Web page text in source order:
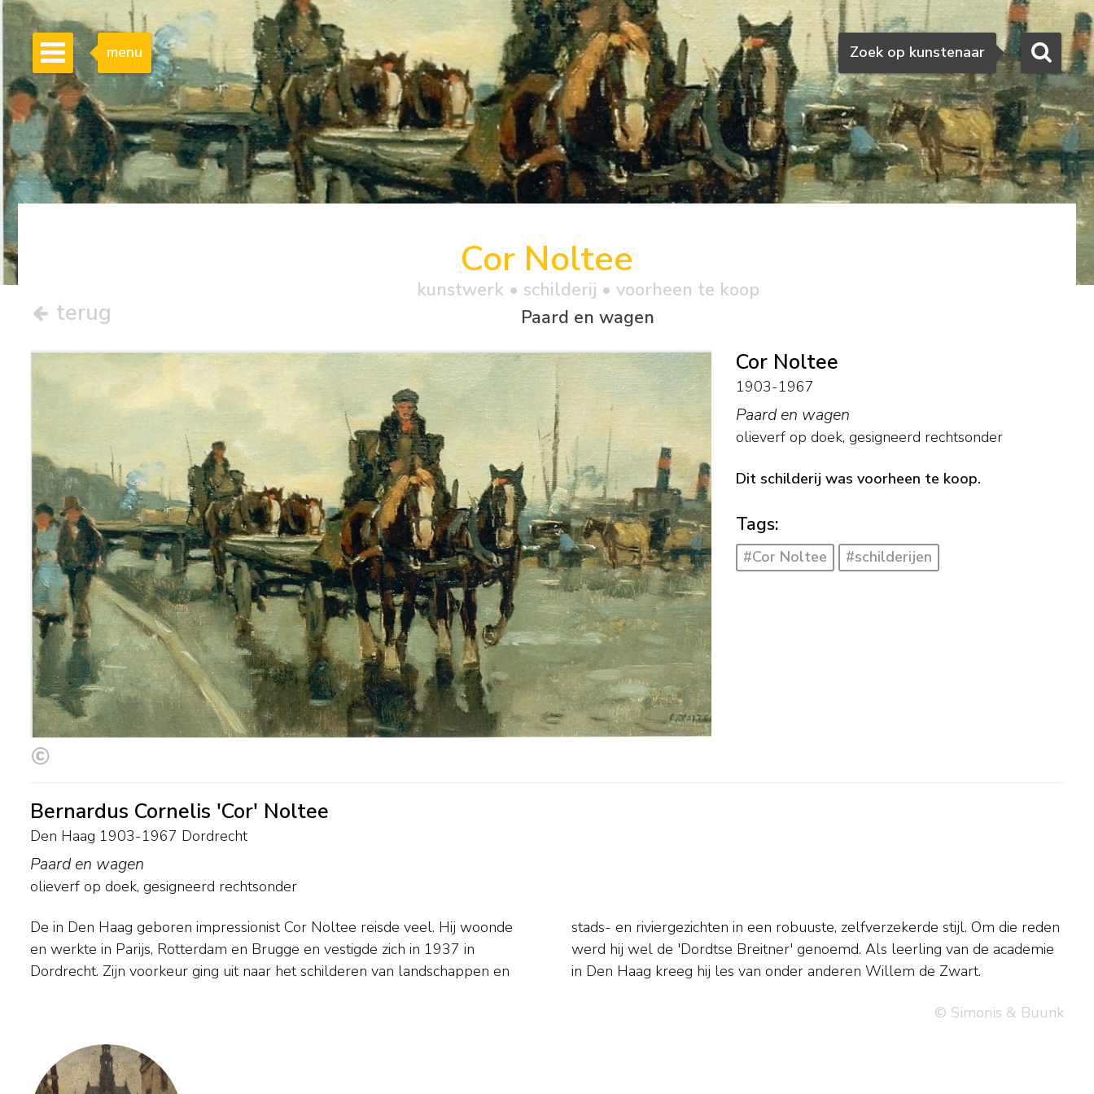
Zoeken
Zoek op kunstenaar
menu
terug
Cor Noltee
kunstwerk • schilderij • voorheen te koop
Paard en wagen
Cor Noltee
1903-1967
Paard en wagen
olieverf op doek, gesigneerd rechtsonder
Dit schilderij was voorheen te koop.
Tags:
#Cor Noltee #schilderijen
Bernardus Cornelis 'Cor' Noltee
Den Haag 1903-1967 Dordrecht
Paard en wagen
olieverf op doek, gesigneerd rechtsonder
De in Den Haag geboren impressionist Cor Noltee reisde veel. Hij woonde
en werkte in Parijs, Rotterdam en Brugge en vestigde zich in 1937 in
Dordrecht. Zijn voorkeur ging uit naar het schilderen van landschappen en
stads- en riviergezichten in een robuuste, zelfverzekerde stijl. Om die reden
werd hij wel de 'Dordtse Breitner' genoemd. Als leerling van de academie
in Den Haag kreeg hij les van onder anderen Willem de Zwart.
© Simonis & Buunk